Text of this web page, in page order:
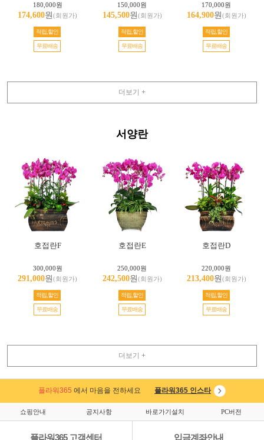
180,000원
174,600원(회원가)
적립,할인
무료배송
150,000원
145,500원(회원가)
적립,할인
무료배송
170,000원
164,900원(회원가)
적립,할인
무료배송
더보기 +
서양란
호접란F
300,000원
291,000원(회원가)
적립,할인
무료배송
호접란E
250,000원
242,500원(회원가)
적립,할인
무료배송
호접란D
220,000원
213,400원(회원가)
적립,할인
무료배송
더보기 +
플라워365 에서 마음을 전하세요 플라워365 인스타
쇼핑안내 공지사항 바로가기설치 PC버전
플라워365 고객센터 입금계좌안내